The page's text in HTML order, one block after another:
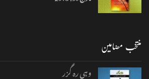
منتخب مضامین
وہی رہ گزر